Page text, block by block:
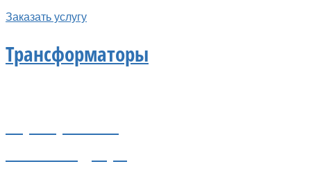
Заказать услугу
Трансформаторы